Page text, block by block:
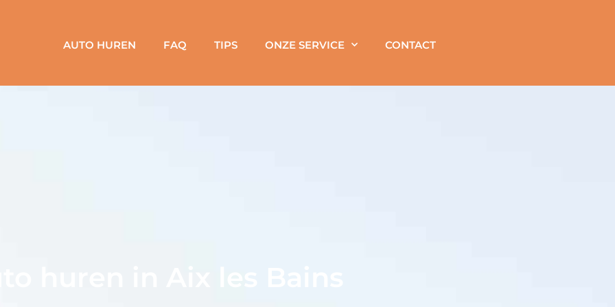
AUTO HUREN FAQ TIPS ONZE SERVICE CONTACT